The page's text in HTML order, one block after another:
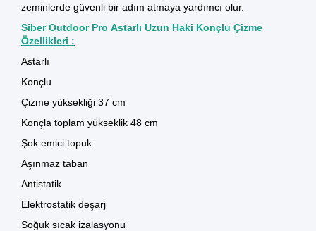
zeminlerde güvenli bir adım atmaya yardımcı olur.
Siber Outdoor Pro Astarlı Uzun Haki Konçlu Çizme
Özellikleri :
Astarlı
Konçlu
Çizme yüksekliği 37 cm
Konçla toplam yükseklik 48 cm
Şok emici topuk
Aşınmaz taban
Antistatik
Elektrostatik deşarj
Soğuk sıcak izalasyonu